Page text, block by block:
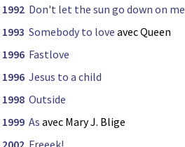
1992 Don't let the sun go down on me
1993 Somebody to love avec Queen
1996 Fastlove
1996 Jesus to a child
1998 Outside
1999 As avec Mary J. Blige